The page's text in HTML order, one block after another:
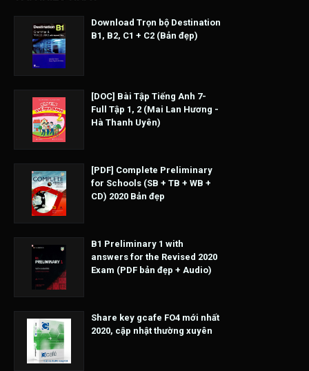
Download Trọn bộ Destination
B1, B2, C1 + C2 (Bản đẹp)
[DOC] Bài Tập Tiếng Anh 7-
Full Tập 1, 2 (Mai Lan Hương -
Hà Thanh Uyên)
[PDF] Complete Preliminary
for Schools (SB + TB + WB +
CD) 2020 Bản đẹp
B1 Preliminary 1 with
answers for the Revised 2020
Exam (PDF bản đẹp + Audio)
Share key gcafe FO4 mới nhất
2020, cập nhật thường xuyên